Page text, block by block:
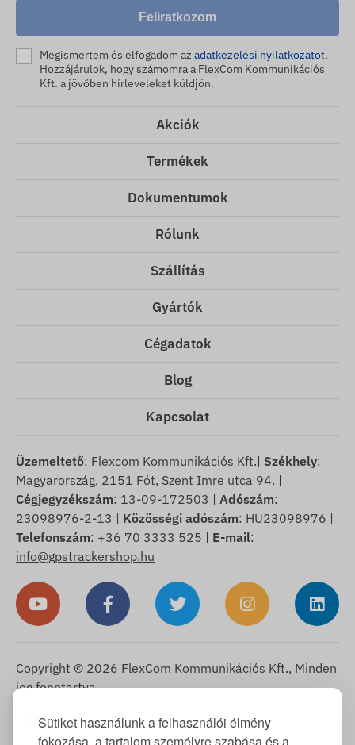
Sütiket használunk a felhasználói élmény
Feliratkozom
Megismertem és elfogadom az adatkezelési nyilatkozatot.
Hozzájárulok, hogy számomra a FlexCom Kommunikációs
Kft. a jövőben hírleveleket küldjön.
Akciók
Termékek
Dokumentumok
Rólunk
Szállítás
Gyártók
Cégadatok
Blog
Kapcsolat
Üzemeltető: Flexcom Kommunikációs Kft.| Székhely:
Magyarország, 2151 Fót, Szent Imre utca 94. |
Cégjegyzékszám: 13-09-172503 | Adószám:
23098976-2-13 | Közösségi adószám: HU23098976 |
Telefonszám: +36 70 3333 525 | E-mail:
info@gpstrackershop.hu
Copyright © 2026 FlexCom Kommunikációs Kft., Minden
jog fenntartva.
Magyar ▼